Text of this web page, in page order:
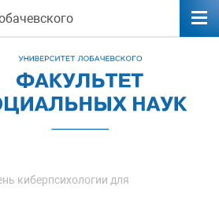
киберпсихологии для